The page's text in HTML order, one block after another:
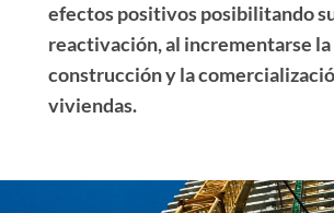
efectos positivos posibilitando
reactivación, al incrementarse la
construcción y la
viviendas.